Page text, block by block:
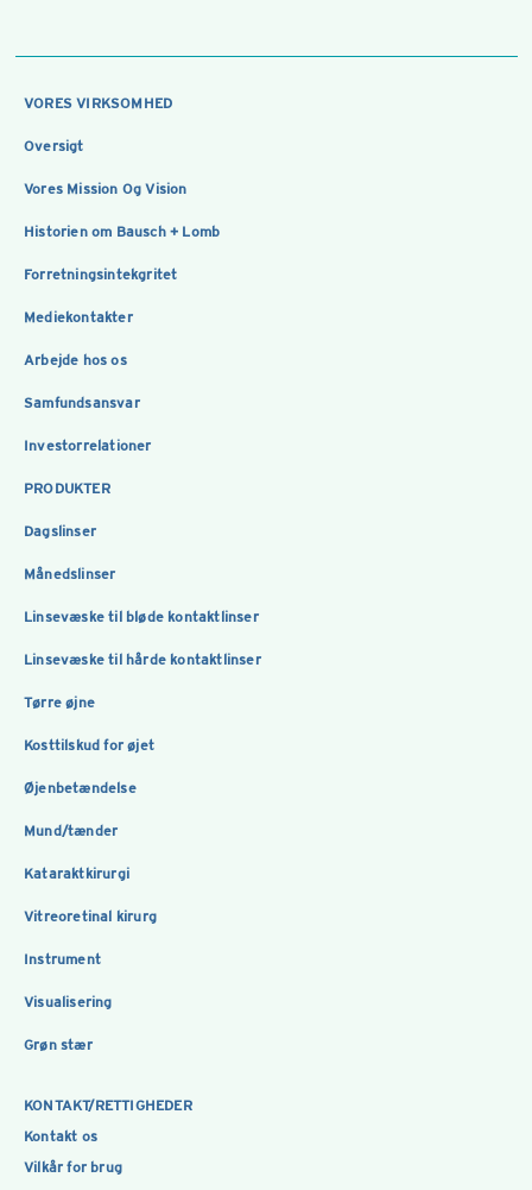
VORES VIRKSOMHED
Oversigt
Vores Mission Og Vision
Historien om Bausch + Lomb
Forretningsintekgritet
Mediekontakter
Arbejde hos os
Samfundsansvar
Investorrelationer
PRODUKTER
Dagslinser
Månedslinser
Linsevæske til bløde kontaktlinser
Linsevæske til hårde kontaktlinser
Tørre øjne
Kosttilskud for øjet
Øjenbetændelse
Mund/tænder
Kataraktkirurgi
Vitreoretinal kirurg
Instrument
Visualisering
Grøn stær
KONTAKT/RETTIGHEDER
Kontakt os
Vilkår for brug